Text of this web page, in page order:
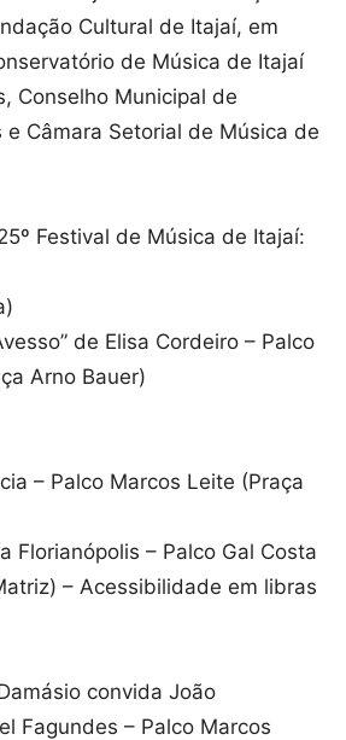
Cultural de Itajaí, em
de Música de Itajaí
Conselho Municipal de
e Câmara Setorial de Música de
Festival de Música de Itajaí:
de Elisa Cordeiro – Palco
Arno Bauer)
– Palco Marcos Leite (Praça
Florianópolis – Palco Gal Costa
– Acessibilidade em libras
convida João
Fagundes – Palco Marcos